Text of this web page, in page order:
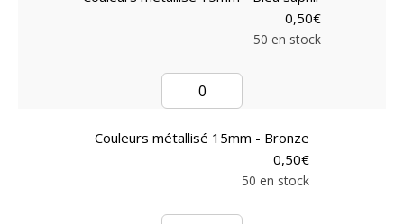
0,50€
50 en stock
Couleurs métallisé 15mm - Bronze
0,50€
50 en stock